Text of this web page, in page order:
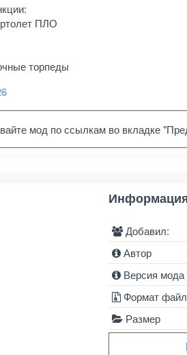
ПЛО
торпеды
мод по ссылкам во вкладке
Добавил:
Автор
Версия мода
Формат
Размер